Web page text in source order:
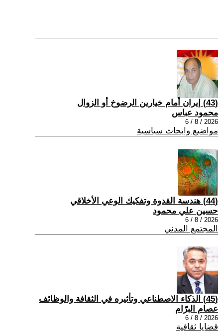
(43) إيران أمام خيارين الرضوخ أو الزوال
محمود عباس
2026 / 8 / 6
مواضيع وابحاث سياسية
(44) هندسة القدوة وتفكيك الوعي الأخلاقي
حسين علي محمود
2026 / 8 / 6
المجتمع المدني
(45) الذكاء الاصطناعي وتأثيره في الثقافة والوظائف
عصام البرّام
2026 / 8 / 6
قضايا ثقافية